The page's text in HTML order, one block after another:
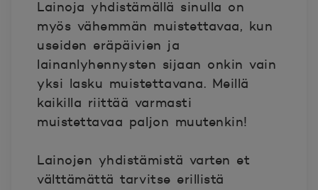
Lainoja yhdistämällä sinulla on
myös vähemmän muistettavaa, kun
useiden eräpäivien ja
lainanlyhennysten sijaan onkin vain
yksi lasku muistettavana. Meillä
kaikilla riittää varmasti
muistettavaa paljon muutenkin!
Lainojen yhdistämistä varten et
välttämättä tarvitse erillistä